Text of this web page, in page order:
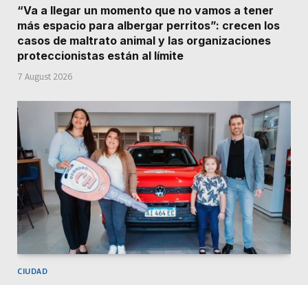
“Va a llegar un momento que no vamos a tener
más espacio para albergar perritos”: crecen los
casos de maltrato animal y las organizaciones
proteccionistas están al límite
7 August 2026
CIUDAD